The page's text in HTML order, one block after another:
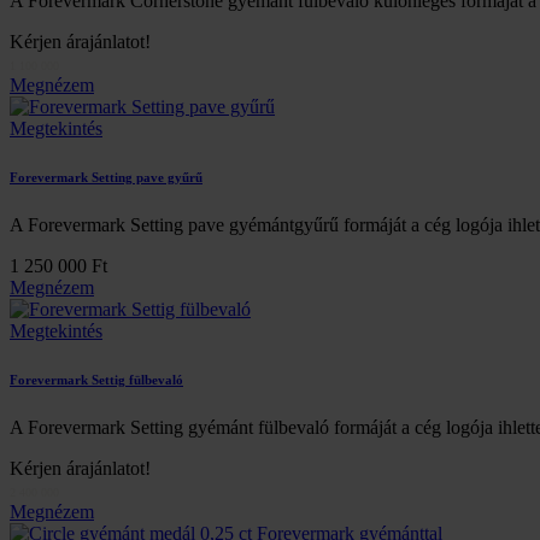
Kérjen árajánlatot!
Megnézem
Megtekintés
Forevermark Setting pave gyűrű
A Forevermark Setting pave gyémántgyűrű formáját a cég logója
1 250 000 Ft
Megnézem
Megtekintés
Forevermark Settig fülbevaló
A Forevermark Setting gyémánt fülbevaló formáját a cég logója
Kérjen árajánlatot!
Megnézem